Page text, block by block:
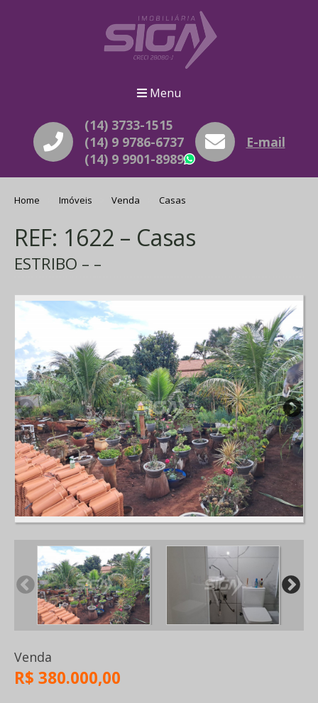
Menu
(14) 3733-1515
(14) 9 9786-6737
(14) 9 9901-8989
WhatsApp
E-mail
Home Imóveis Venda Casas
REF: 1622 – Casas
ESTRIBO – –
Venda
R$ 380.000,00